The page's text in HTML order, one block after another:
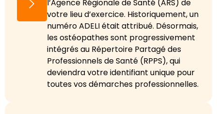
l’Agence Régionale de Santé (ARS) de
votre lieu d’exercice. Historiquement, un
numéro ADELI était attribué. Désormais,
les ostéopathes sont progressivement
intégrés au Répertoire Partagé des
Professionnels de Santé (RPPS), qui
deviendra votre identifiant unique pour
toutes vos démarches professionnelles.